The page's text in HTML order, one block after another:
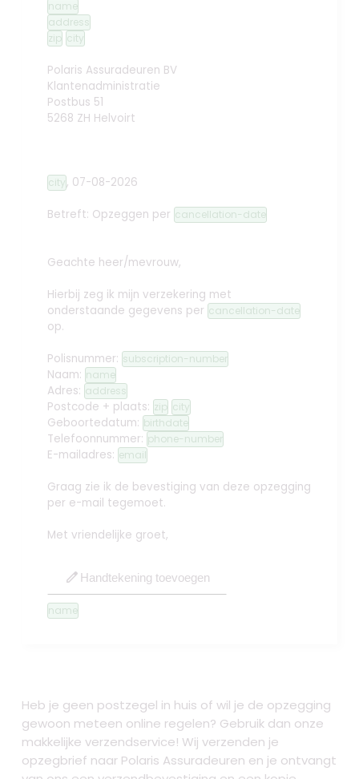
name
address
zip city
Polaris Assuradeuren BV
Klantenadministratie
Postbus 51
5268 ZH Helvoirt
city, 07-08-2026
Betreft: Opzeggen per cancellation-date
Geachte heer/mevrouw,
Hierbij zeg ik mijn verzekering met
onderstaande gegevens per cancellation-date
op.
Polisnummer: subscription-number
Naam: name
Adres: address
Postcode + plaats: zip city
Geboortedatum: birthdate
Telefoonnummer: phone-number
E-mailadres: email
Graag zie ik de bevestiging van deze opzegging
per e-mail tegemoet.
Met vriendelijke groet,
edit Handtekening toevoegen
name
Heb je geen postzegel in huis of wil je de opzegging
gewoon meteen online regelen? Gebruik dan onze
makkelijke verzendservice! Wij verzenden je
opzegbrief naar Polaris Assuradeuren en je ontvangt